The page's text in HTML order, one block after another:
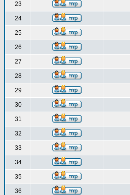
23
24
25
26
27
28
29
30
31
32
33
34
35
36